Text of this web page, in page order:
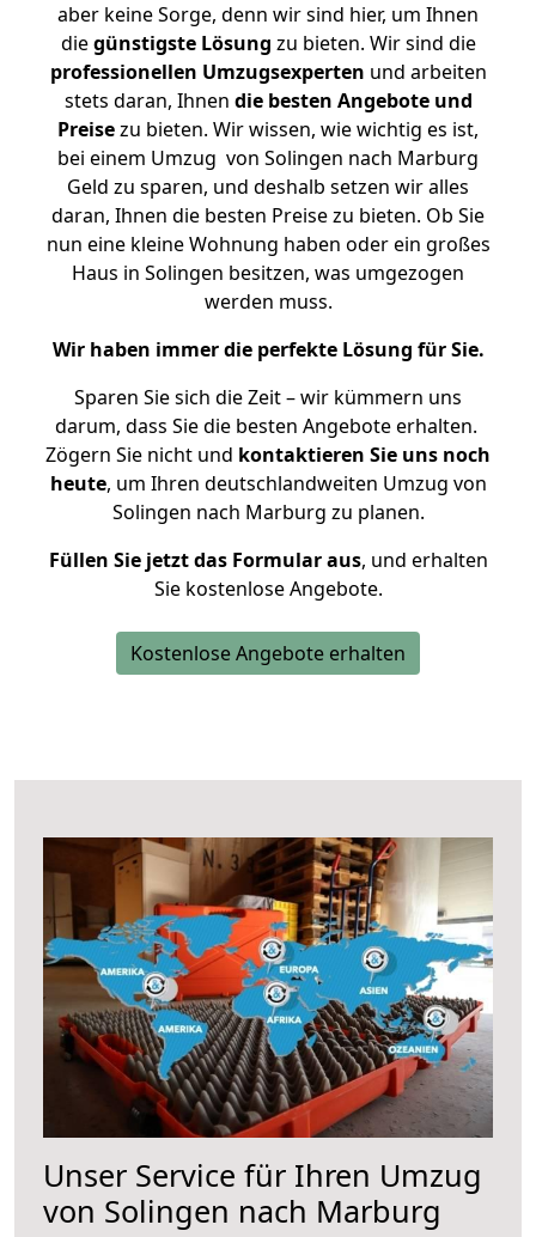
aber keine Sorge, denn wir sind hier, um Ihnen
diegünstigste Lösung zu bieten. Wir sind die
professionellen Umzugsexperten und arbeiten
stets daran, Ihnen die besten Angebote und
Preisezu bieten. Wir wissen, wie wichtig es ist,
bei einem Umzug von Solingen nach Marburg
Geld zu sparen, und deshalb setzen wir alles
daran, Ihnen die besten Preise zu bieten. Ob Sie
nun eine kleine Wohnung haben oder ein großes
Haus in Solingen besitzen, was umgezogen
werden muss.
Wir haben immer die perfekte Lösung für Sie.
Sparen Sie sich die Zeit – wir kümmern uns
darum, dass Sie die besten Angebote erhalten.
Zögern Sie nicht und kontaktieren Sie uns noch
heute, um Ihren deutschlandweiten Umzug von
Solingen nach Marburg zu planen.
Füllen Sie jetzt das Formular aus, und erhalten
Sie kostenlose Angebote.
Kostenlose Angebote erhalten
Unser Service für Ihren Umzug
von Solingen nach Marburg